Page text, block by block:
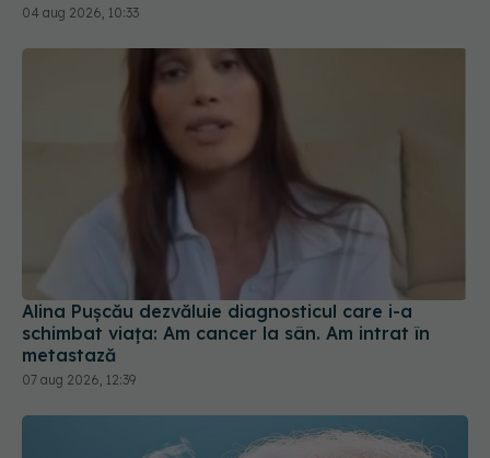
04 aug 2026, 10:33
Alina Pușcău dezvăluie diagnosticul care i-a
schimbat viața: Am cancer la sân. Am intrat în
metastază
07 aug 2026, 12:39